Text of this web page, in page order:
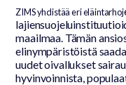
ZIMS yhdistää eri eläintarhoj
maailmaa. Tämän
elinympäristöistä
uudet oivallukset
hyvinvoinnista,